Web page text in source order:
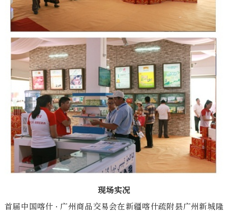
现场实况
首届中国喀什 · 广州商品交易会在新疆喀什疏附县广州新城隆